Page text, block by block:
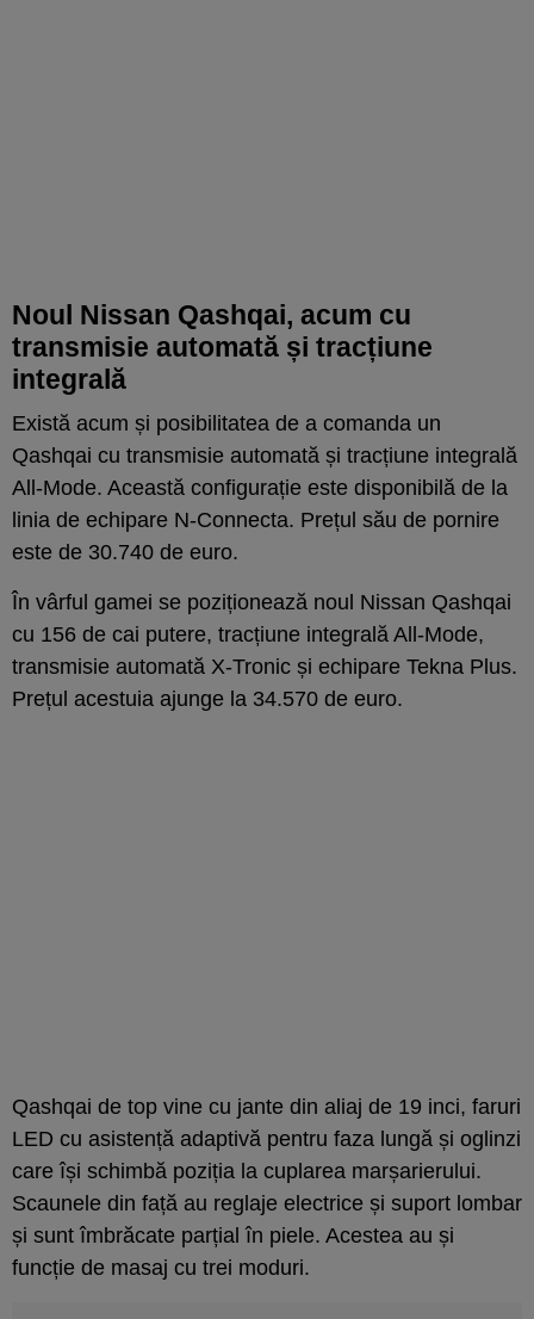
Noul Nissan Qashqai, acum cu
transmisie automată și tracțiune
integrală
Există acum și posibilitatea de a comanda un
Qashqai cu transmisie automată și tracțiune integrală
All-Mode. Această configurație este disponibilă de la
linia de echipare N-Connecta. Prețul său de pornire
este de 30.740 de euro.
În vârful gamei se poziționează noul Nissan Qashqai
cu 156 de cai putere, tracțiune integrală All-Mode,
transmisie automată X-Tronic și echipare Tekna Plus.
Prețul acestuia ajunge la 34.570 de euro.
Qashqai de top vine cu jante din aliaj de 19 inci, faruri
LED cu asistență adaptivă pentru faza lungă și oglinzi
care își schimbă poziția la cuplarea marșarierului.
Scaunele din față au reglaje electrice și suport lombar
și sunt îmbrăcate parțial în piele. Acestea au și
funcție de masaj cu trei moduri.